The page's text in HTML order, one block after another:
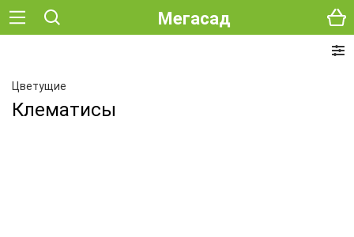
Мегасад
Цветущие
Клематисы